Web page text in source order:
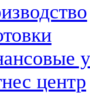
центр